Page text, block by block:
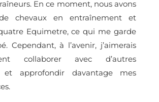
En ce moment, nous avons
chevaux en entraînement et
Equimetre, ce qui me garde
Cependant, à l’avenir, j’aimerais
collaborer avec d’autres
et approfondir davantage mes